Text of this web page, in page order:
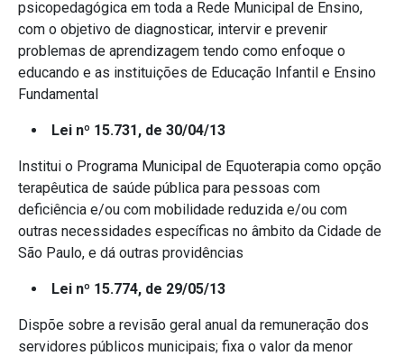
psicopedagógica em toda a Rede Municipal de Ensino,
com o objetivo de diagnosticar, intervir e prevenir
problemas de aprendizagem tendo como enfoque o
educando e as instituições de Educação Infantil e Ensino
Fundamental
Lei nº 15.731, de 30/04/13
Institui o Programa Municipal de Equoterapia como opção
terapêutica de saúde pública para pessoas com
deficiência e/ou com mobilidade reduzida e/ou com
outras necessidades específicas no âmbito da Cidade de
São Paulo, e dá outras providências
Lei nº 15.774, de 29/05/13
Dispõe sobre a revisão geral anual da remuneração dos
servidores públicos municipais; fixa o valor da menor